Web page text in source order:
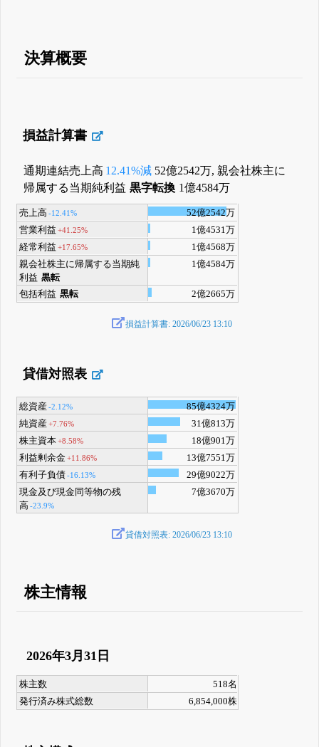
決算概要
損益計算書
通期連結売上高 12.41%減 52億2542万, 親会社株主に
帰属する当期純利益 黒字転換 1億4584万
売上高 -12.41%
52億2542万
営業利益 +41.25%
1億4531万
経常利益 +17.65%
1億4568万
親会社株主に帰属する当期純
利益 黒転
1億4584万
包括利益 黒転 2億2665万
損益計算書: 2026/06/23 13:10
貸借対照表
総資産-2.12%
85億4324万
純資産+7.76%
31億813万
株主資本+8.58%
18億901万
利益剰余金+11.86%
13億7551万
有利子負債-16.13%
29億9022万
現金及び現金同等物の残
高-23.9%
7億3670万
貸借対照表: 2026/06/23 13:10
株主情報
2026年3月31日
株主数
518名
発行済み株式総数
6,854,000株